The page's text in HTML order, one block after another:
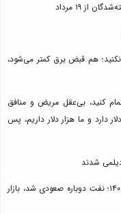
۱۹ مرداد
هم قبض برق کمتر می‌شود،
کنید، بی‌عقل مریض و منافق
بی‌عقلی که می‌گوید آمریکا ۱۰ هزار دلار دارد و ما هزار دلار داریم، پس
پیش بینی قیمت طلا، سکه و دلار جمعه ۱۶ مرداد ۱۴۰۵؛ نفت دوباره صعودی شد، بازار